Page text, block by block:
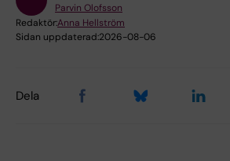
Parvin Olofsson
Redaktör:Anna Hellström
Sidan uppdaterad:2026-08-06
Dela